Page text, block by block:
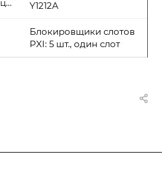
Y1212A
Наименование опции
Блокировщики слотов
PXI: 5 шт., один слот